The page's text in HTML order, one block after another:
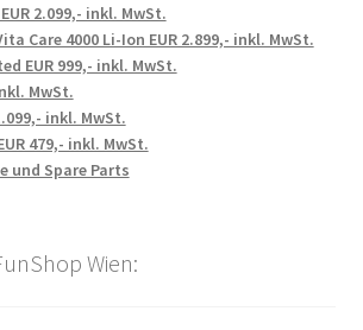
2.099,- inkl. MwSt.
Care 4000 Li-Ion EUR 2.899,- inkl. MwSt.
EUR 999,- inkl. MwSt.
MwSt.
inkl. MwSt.
479,- inkl. MwSt.
und Spare Parts
Wien: